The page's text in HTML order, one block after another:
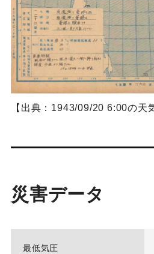
【出典：1943/09/20 6:00の天
災害データ
最低気圧